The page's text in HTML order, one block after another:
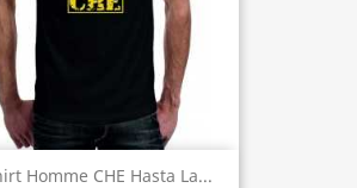
Homme CHE Hasta La...